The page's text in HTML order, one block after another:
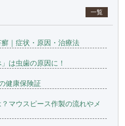
一覧
｜症状・原因・治療法
は虫歯の原因に！
健康保険証
マウスピース作製の流れやメ